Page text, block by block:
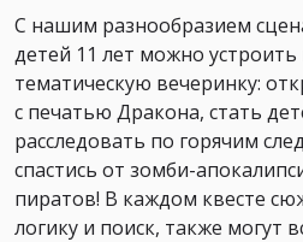
С нашим разнообразием
детей 11 лет можно
тематическую вечеринку:
с печатью Дракона, стать
расследовать по горячим
спастись от зомби-
пиратов! В каждом квесте
логику и поиск, также могут